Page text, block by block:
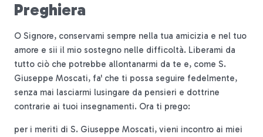
Preghiera
O Signore, conservami sempre nella tua amicizia e nel tuo
amore e sii il mio sostegno nelle difficoltà. Liberami da
tutto ciò che potrebbe allontanarmi da te e, come S.
Giuseppe Moscati, fa' che ti possa seguire fedelmente,
senza mai lasciarmi lusingare da pensieri e dottrine
contrarie ai tuoi insegnamenti. Ora ti prego:
per i meriti di S. Giuseppe Moscati, vieni incontro ai miei